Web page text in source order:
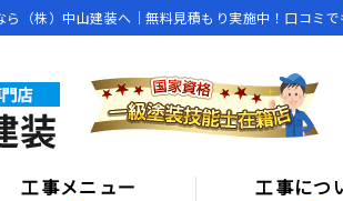
（株）中山建装へ｜無料見積もり実施中！口コミ
工事メニュー 工事につ